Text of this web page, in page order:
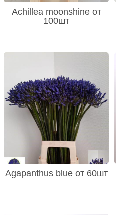
Achillea moonshine от
100шт
Agapanthus blue от 60шт